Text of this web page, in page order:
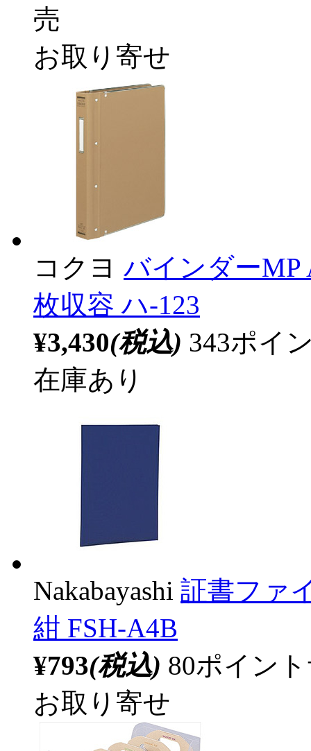
売
お取り寄せ
コクヨ バインダーMP
枚収容 ハ-123
¥3,430(税込) 343ポイ
在庫あり
Nakabayashi 証書ファ
紺 FSH-A4B
¥793(税込) 80ポイン
お取り寄せ